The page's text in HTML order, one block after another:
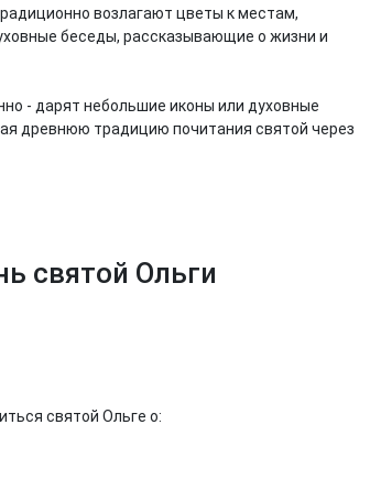
возлагают цветы к местам,
беседы, рассказывающие о жизни и
- дарят небольшие иконы или духовные
древнюю традицию почитания святой через
святой Ольги
святой Ольге о: